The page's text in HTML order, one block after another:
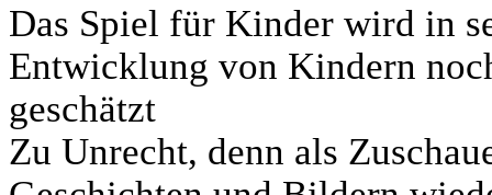
Das Spiel für Kinder wird in
Entwicklung von Kindern
geschätzt
Zu Unrecht, denn als